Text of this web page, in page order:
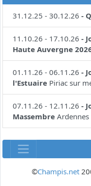
31.12.25 - 30.12.26 -
11.10.26 - 17.10.26 -
Haute Auvergne
01.11.26 - 06.11.26 -
l'Estuaire Piriac sur
07.11.26 - 12.11.26 -
Massembre Ardennes
©Champis.net